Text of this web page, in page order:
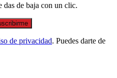
das de baja con un clic.
de privacidad. Puedes darte de